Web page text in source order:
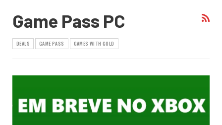
Game Pass PC
DEALS GAME PASS GAMES WITH GOLD